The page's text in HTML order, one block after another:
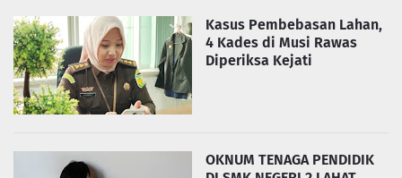
Kasus Pembebasan Lahan,
4 Kades di Musi Rawas
Diperiksa Kejati
OKNUM TENAGA PENDIDIK